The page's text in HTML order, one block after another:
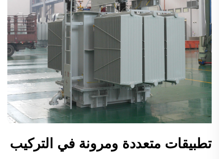
تطبيقات متعددة ومرونة في التركيب